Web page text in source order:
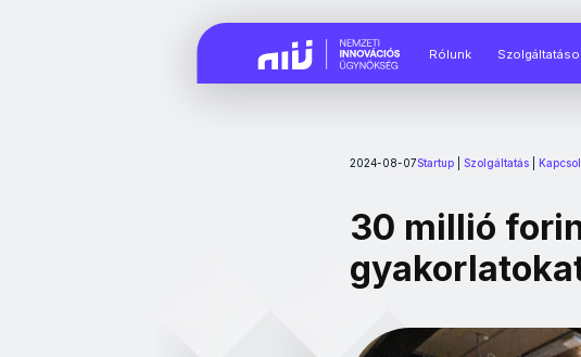
Rólunk
2024-08-07Startup |Szolgáltatás
30 millió